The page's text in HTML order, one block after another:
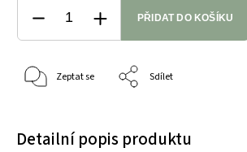
PŘIDAT DO KOŠÍKU
Zeptat se Sdílet
Detailní popis produktu